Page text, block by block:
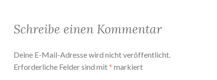
Schreibe einen Kommentar
Deine E-Mail-Adresse wird nicht veröffentlicht.
Erforderliche Felder sind mit* markiert